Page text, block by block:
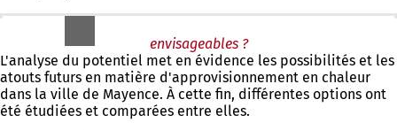
envisageables ?
L'analyse du potentiel met en évidence les possibilités et les
atouts futurs en matière d'approvisionnement en chaleur
dans la ville de Mayence. À cette fin, différentes options ont
été étudiées et comparées entre elles.